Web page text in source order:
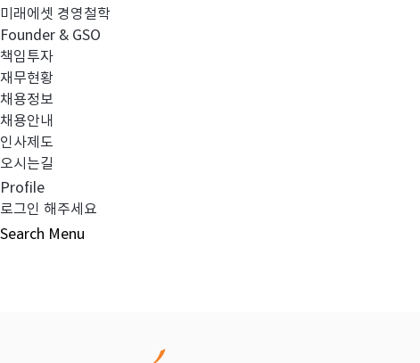
미래에셋 경영철학
Founder & GSO
책임투자
재무현황
채용정보
채용안내
인사제도
오시는길
Profile
로그인 해주세요
Search Menu
다음글
목록보기